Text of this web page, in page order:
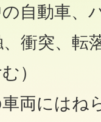
自動車、
衝突、転
）
両にはね